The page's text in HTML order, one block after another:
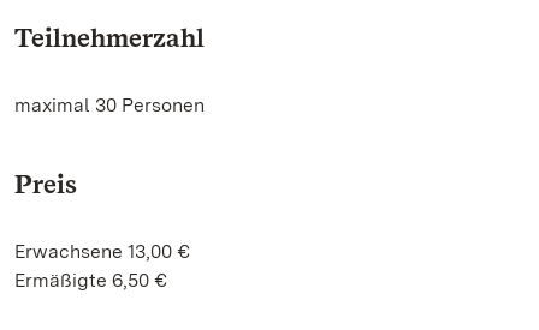
Teilnehmerzahl
maximal 30 Personen
Preis
Erwachsene 13,00 €
Ermäßigte 6,50 €